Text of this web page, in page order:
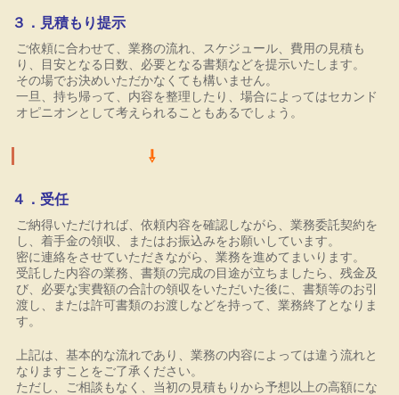
３．見積もり提示
ご依頼に合わせて、業務の流れ、スケジュール、費用の見積も
り、目安となる日数、必要となる書類などを提示いたします。
その場でお決めいただかなくても構いません。
一旦、持ち帰って、内容を整理したり、場合によってはセカンド
オピニオンとして考えられることもあるでしょう。
⇩
４．受任
ご納得いただければ、依頼内容を確認しながら、業務委託契約を
し、着手金の領収、またはお振込みをお願いしています。
密に連絡をさせていただきながら、業務を進めてまいります。
受託した内容の業務、書類の完成の目途が立ちましたら、残金及
び、必要な実費額の合計の領収をいただいた後に、書類等のお引
渡し、または許可書類のお渡しなどを持って、業務終了となりま
す。
上記は、基本的な流れであり、業務の内容によっては違う流れと
なりますことをご了承ください。
ただし、ご相談もなく、当初の見積もりから予想以上の高額にな